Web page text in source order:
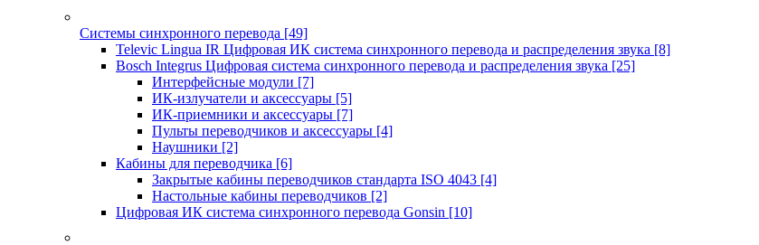
Системы синхронного перевода [49]
Televic Lingua IR Цифровая ИК система синхронного перевода и распределения звука [8]
Bosch Integrus Цифровая система синхронного перевода и распределения звука [25]
Интерфейсные модули [7]
ИК-излучатели и аксессуары [5]
ИК-приемники и аксессуары [7]
Пульты переводчиков и аксессуары [4]
Наушники [2]
Кабины для переводчика [6]
Закрытые кабины переводчиков стандарта ISO 4043 [4]
Настольные кабины переводчиков [2]
Цифровая ИК система синхронного перевода Gonsin [10]